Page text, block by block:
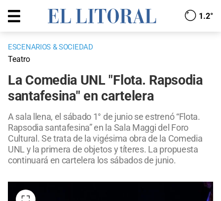
1.2°
ESCENARIOS & SOCIEDAD
Teatro
La Comedia UNL "Flota. Rapsodia
santafesina" en cartelera
A sala llena, el sábado 1° de junio se estrenó “Flota.
Rapsodia santafesina” en la Sala Maggi del Foro
Cultural. Se trata de la vigésima obra de la Comedia
UNL y la primera de objetos y títeres. La propuesta
continuará en cartelera los sábados de junio.